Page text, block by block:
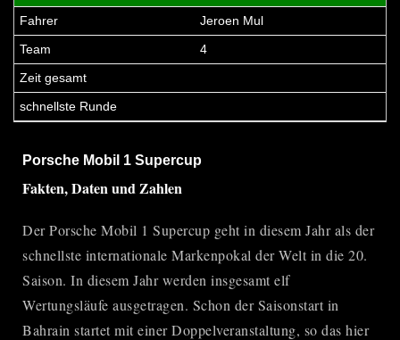
Jeroen Mul
4
Porsche Mobil 1 Supercup
Fakten, Daten und Zahlen
DerPorsche Mobil 1 Supercup geht in diesem Jahr als der
schnellste internationale Markenpokal der Welt in die 20.
Saison. In diesem Jahr werden insgesamt elf
Wertungsläufe ausgetragen. Schon der Saisonstart in
Bahrain startet mit einer Doppelveranstaltung, so das hier